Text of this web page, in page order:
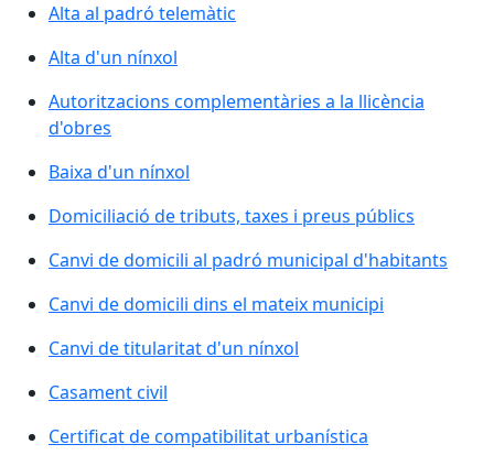
Alta al padró telemàtic
Alta d'un nínxol
Autoritzacions complementàries a la llicència
d'obres
Baixa d'un nínxol
Domiciliació de tributs, taxes i preus públics
Canvi de domicili al padró municipal d'habitants
Canvi de domicili dins el mateix municipi
Canvi de titularitat d'un nínxol
Casament civil
Certificat de compatibilitat urbanística